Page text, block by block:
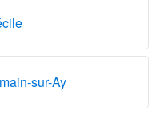
sur-Ay